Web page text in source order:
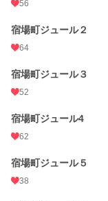
56
宿場町ジュール２
64
宿場町ジュール３
52
宿場町ジュール4
62
宿場町ジュール５
38